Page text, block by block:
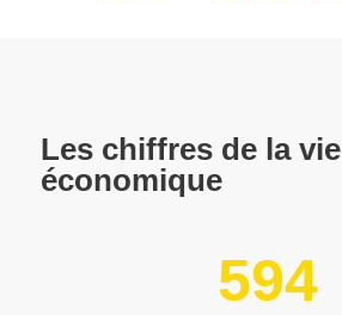
Les chiffres de la vie
économique
594